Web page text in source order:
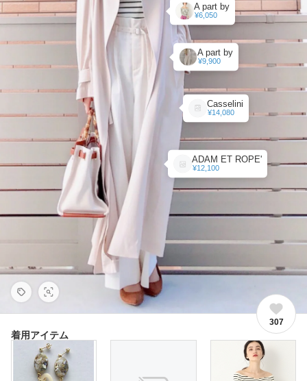
A part by
¥6,050
A part by
¥9,900
Casselini
¥14,080
ADAM ET ROPE'
¥12,100
307
着用アイテム